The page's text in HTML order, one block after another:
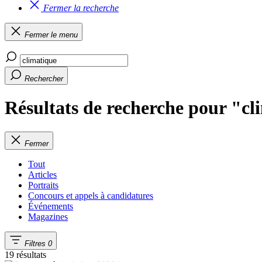
Fermer la recherche
Fermer le menu
Rechercher
Résultats de recherche pour
Fermer
Tout
Articles
Portraits
Concours et appels à candidatures
Événements
Magazines
Filtres 0
19 résultats